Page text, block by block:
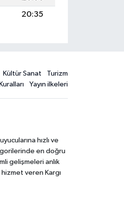
20:35
Kültür Sanat
Turizm
Yayın ilkeleri
hızlı ve
en doğru
gelişmeleri anlık
veren Kargı